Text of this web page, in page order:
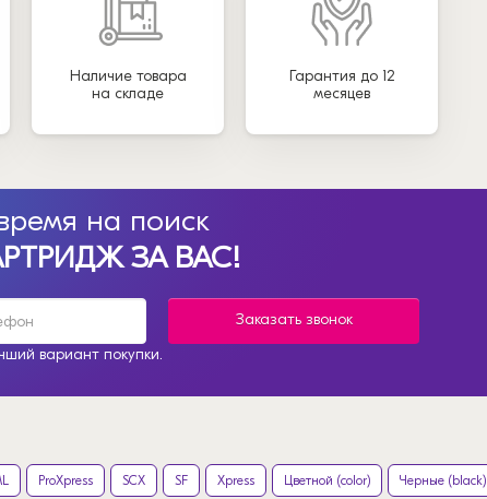
Наличие товара
на складе
Гарантия до 12
месяцев
на поиск
ЗА ВАС!
Заказать звонок
вариант покупки.
ProXpress SCX SF Xpress Цветной (color) Черные (black)